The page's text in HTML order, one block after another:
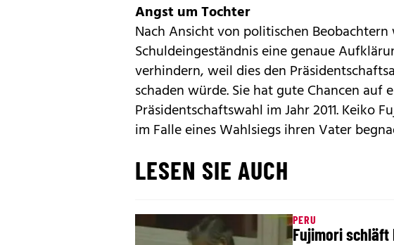
Angst um Tochter
Nach Ansicht von politischen
Schuldeingeständnis eine genaue
verhindern, weil dies den
schaden würde. Sie hat gute Chancen auf
Präsidentschaftswahl im Jahr 2011. Keiko
im Falle eines Wahlsiegs ihren Vater
LESEN SIE AUCH
PERU
Fujimori schläft